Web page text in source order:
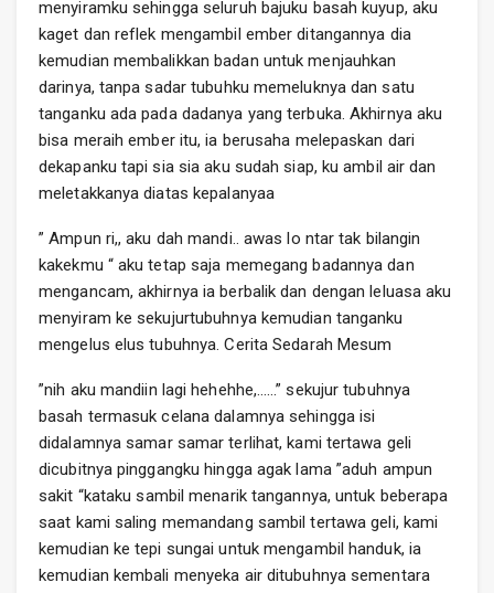
menyiramku sehingga seluruh bajuku basah kuyup, aku
kaget dan reflek mengambil ember ditangannya dia
kemudian membalikkan badan untuk menjauhkan
darinya, tanpa sadar tubuhku memeluknya dan satu
tanganku ada pada dadanya yang terbuka. Akhirnya aku
bisa meraih ember itu, ia berusaha melepaskan dari
dekapanku tapi sia sia aku sudah siap, ku ambil air dan
meletakkanya diatas kepalanyaa
” Ampun ri,, aku dah mandi.. awas lo ntar tak bilangin
kakekmu “ aku tetap saja memegang badannya dan
mengancam, akhirnya ia berbalik dan dengan leluasa aku
menyiram ke sekujurtubuhnya kemudian tanganku
mengelus elus tubuhnya. Cerita Sedarah Mesum
”nih aku mandiin lagi hehehhe,……” sekujur tubuhnya
basah termasuk celana dalamnya sehingga isi
didalamnya samar samar terlihat, kami tertawa geli
dicubitnya pinggangku hingga agak lama ”aduh ampun
sakit “kataku sambil menarik tangannya, untuk beberapa
saat kami saling memandang sambil tertawa geli, kami
kemudian ke tepi sungai untuk mengambil handuk, ia
kemudian kembali menyeka air ditubuhnya sementara